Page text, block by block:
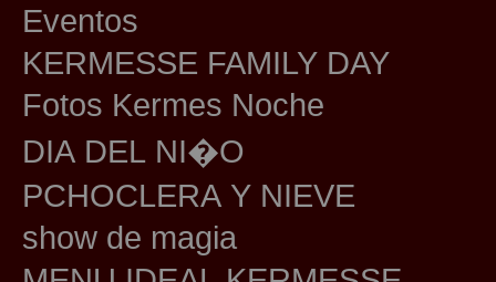
Eventos
KERMESSE FAMILY DAY
Fotos Kermes Noche
DIA DEL NI�O
PCHOCLERA Y NIEVE
show de magia